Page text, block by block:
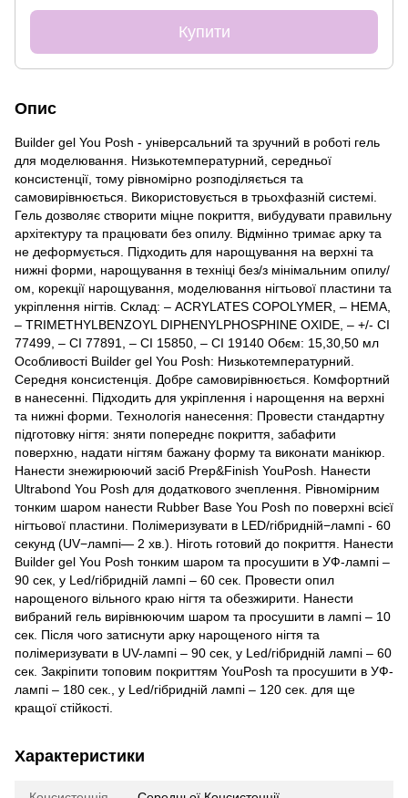
Купити
Опис
Builder gel You Posh - універсальний та зручний в роботі гель
для моделювання. Низькотемпературний, середньої
консистенції, тому рівномірно розподіляється та
самовирівнюється. Використовується в трьохфазній системі.
Гель дозволяє створити міцне покриття, вибудувати правильну
архітектуру та працювати без опилу. Відмінно тримає арку та
не деформується. Підходить для нарощування на верхні та
нижні форми, нарощування в техніці без/з мінімальним опилу/
ом, корекції нарощування, моделювання нігтьової пластини та
укріплення нігтів. Склад: – ACRYLATES COPOLYMER, – HEMA,
– TRIMETHYLBENZOYL DIPHENYLPHOSPHINE OXIDE, – +/- CI
77499, – CI 77891, – CI 15850, – CI 19140 Обєм: 15,30,50 мл
Особливості Builder gel You Posh: Низькотемпературний.
Середня консистенція. Добре самовирівнюється. Комфортний
в нанесенні. Підходить для укріплення і нарощення на верхні
та нижні форми. Технологія нанесення: Провести стандартну
підготовку нігтя: зняти попереднє покриття, забафити
поверхню, надати нігтям бажану форму та виконати манікюр.
Нанести знежирюючий засіб Prep&Finish YouPosh. Нанести
Ultrabond You Posh для додаткового зчеплення. Рівномірним
тонким шаром нанести Rubber Base You Posh по поверхні всієї
нігтьової пластини. Полімеризувати в LED/гібридній−лампі - 60
секунд (UV−лампі— 2 хв.). Ніготь готовий до покриття. Нанести
Builder gel You Posh тонким шаром та просушити в УФ-лампі –
90 сек, у Led/гібридній лампі – 60 сек. Провести опил
нарощеного вільного краю нігтя та обезжирити. Нанести
вибраний гель вирівнюючим шаром та просушити в лампі – 10
сек. Після чого затиснути арку нарощеного нігтя та
полімеризувати в UV-лампі – 90 сек, у Led/гібридній лампі – 60
сек. Закріпити топовим покриттям YouPosh та просушити в УФ-
лампі – 180 сек., у Led/гібридній лампі – 120 сек. для ще
кращої стійкості.
Характеристики